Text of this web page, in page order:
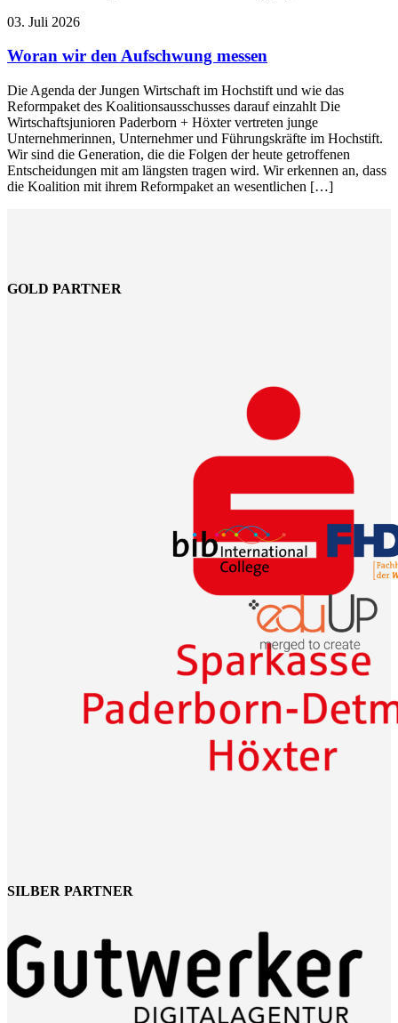
03. Juli 2026
Woran wir den Aufschwung messen
Die Agenda der Jungen Wirtschaft im Hochstift und wie das
Reformpaket des Koalitionsausschusses darauf einzahlt Die
Wirtschaftsjunioren Paderborn + Höxter vertreten junge
Unternehmerinnen, Unternehmer und Führungskräfte im Hochstift.
Wir sind die Generation, die die Folgen der heute getroffenen
Entscheidungen mit am längsten tragen wird. Wir erkennen an, dass
die Koalition mit ihrem Reformpaket an wesentlichen […]
GOLD PARTNER
SILBER PARTNER